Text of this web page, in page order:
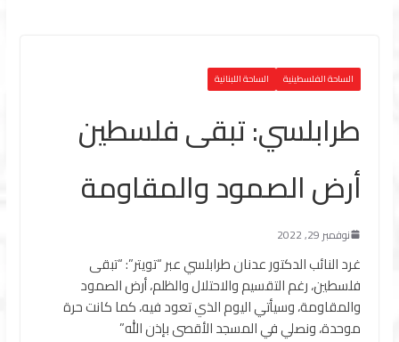
الساحة الفلسطينية الساحة اللبنانية
طرابلسي: تبقى فلسطين
أرض الصمود والمقاومة
نوفمبر 29, 2022
غرد النائب الدكتور عدنان طرابلسي عبر “تويتر”: “تبقى
فلسطين، رغم التقسيم والاحتلال والظلم، أرض الصمود
والمقاومة، وسيأتي اليوم الذي تعود فيه، كما كانت حرة
موحدة، ونصلي في المسجد الأقصى بإذن الله”